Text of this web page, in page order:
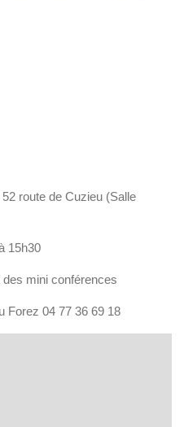
route de Cuzieu (Salle
15h30
mini conférences
Forez 04 77 36 69 18